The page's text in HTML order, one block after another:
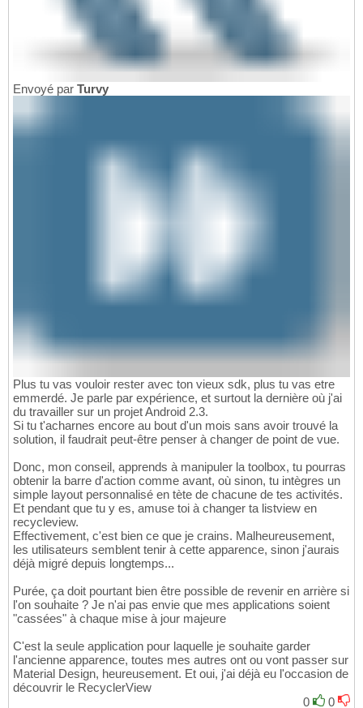
Envoyé par Turvy
Plus tu vas vouloir rester avec ton vieux sdk, plus tu vas etre
emmerdé. Je parle par expérience, et surtout la dernière où j'ai
du travailler sur un projet Android 2.3.
Si tu t'acharnes encore au bout d'un mois sans avoir trouvé la
solution, il faudrait peut-être penser à changer de point de vue.
Donc, mon conseil, apprends à manipuler la toolbox, tu pourras
obtenir la barre d'action comme avant, où sinon, tu intègres un
simple layout personnalisé en tète de chacune de tes activités.
Et pendant que tu y es, amuse toi à changer ta listview en
recycleview.
Effectivement, c'est bien ce que je crains. Malheureusement,
les utilisateurs semblent tenir à cette apparence, sinon j'aurais
déjà migré depuis longtemps...
Purée, ça doit pourtant bien être possible de revenir en arrière si
l'on souhaite ? Je n'ai pas envie que mes applications soient
"cassées" à chaque mise à jour majeure
C'est la seule application pour laquelle je souhaite garder
l'ancienne apparence, toutes mes autres ont ou vont passer sur
Material Design, heureusement. Et oui, j'ai déjà eu l'occasion de
découvrir le RecyclerView
0
0